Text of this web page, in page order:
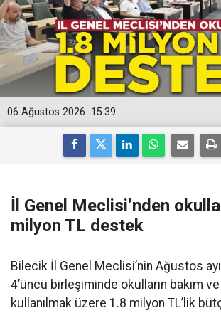
15:39
06 Ağustos 2026
İl Genel Meclisi’nden
milyon TL destek
Bilecik İl Genel Meclisi’nin Ağustos ayı
4’üncü birleşiminde okulların bakım ve
kullanılmak üzere 1.8 milyon TL’lik